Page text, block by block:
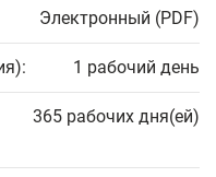
Электронный (PDF)
1 рабочий день
365 рабочих дня(ей)